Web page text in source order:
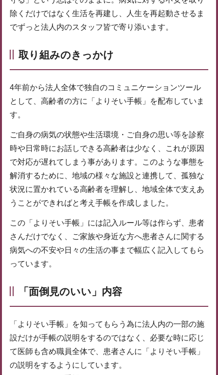
除くだけではなく生活を再建し、人生を再起動させるま
でずっと法人内のスタッフ皆で寄り添います。
取り組みのきっかけ
4年前から法人全体で独自のコミュニケーションツール
として、高齢者の方に「よりそい手帳」を配布していま
す。
ご自身の病気の状態や生活環境・ご自身の思い等を診察
時や日常時にお話しできる高齢者は少なく、これが原因
で対応が遅れてしまう事があります。このような事態を
解消するために、地域の様々な施設と連携して、孤独な
状況に置かれている高齢者を理解し、地域全体で支えあ
うことができればと考え手帳を作成しました。
この「よりそい手帳」には記入ルール等は作らず、患者
さんだけでなく、ご家族や身近な方へ患者さんに関する
病気への不安や日々の生活の事まで幅広く記入してもら
っています。
「面倒見のいい」内容
「よりそい手帳」を知ってもらう為に法人内の一部の施
設だけが手帳の説明をするのではなく、必要な時に応じ
て医師も含め職員全体で、患者さんに「よりそい手帳」
の説明をするようにしています。